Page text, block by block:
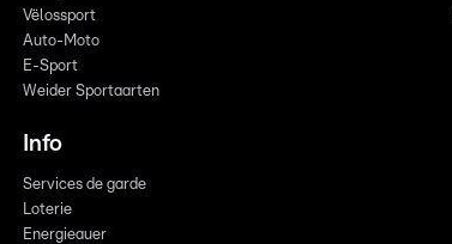
Vëlossport
Auto-Moto
E-Sport
Weider Sportaarten
Info
Services de garde
Loterie
Energieauer